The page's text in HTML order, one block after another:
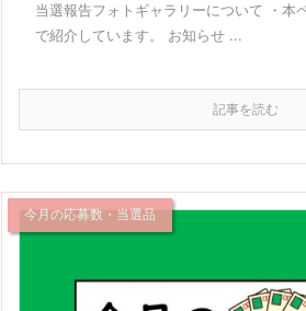
当選報告フォトギャラリーについて ・本
で紹介しています。 お知らせ ...
記事を読む
今月の応募数・当選品